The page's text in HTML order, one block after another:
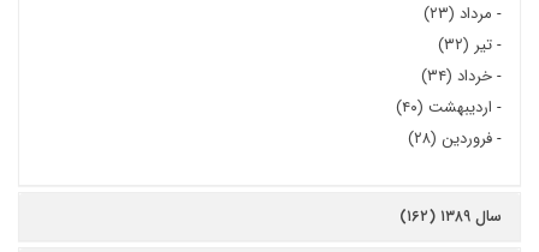
- مرداد (۲۳)
-تیر (۳۲)
-خرداد (۳۴)
- اردیبهشت (۴۰)
-فروردین (۲۸)
سال ۱۳۸۹ (۱۶۲)